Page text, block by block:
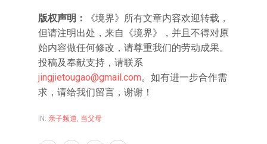
版权声明：
《境界》所有文章内容欢迎转载，
但请注明出处，来自《境界》，并且不得对原
始内容做任何修改，请尊重我们的劳动成果。
投稿及奉献支持，请联系
jingjietougao@gmail.com。如有进一步合作需
求，请给我们留言，谢谢！
IN: 亲子频道, 当父母